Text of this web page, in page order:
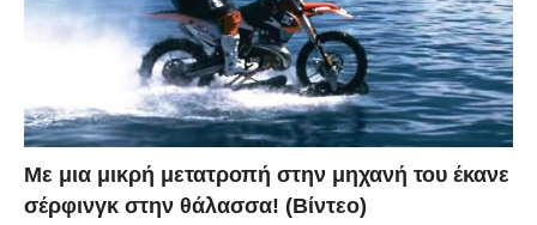
Με μια μικρή μετατροπή στην μηχανή του έκανε
σέρφινγκ στην θάλασσα! (Βίντεο)